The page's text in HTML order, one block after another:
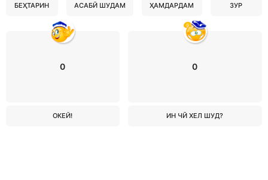
БЕҲТАРИН АСАБӢ ШУДАМ ҲАМДАРДАМ ЗУР
0
ОКЕЙ!
0
ИН ЧӢ ХЕЛ ШУД?